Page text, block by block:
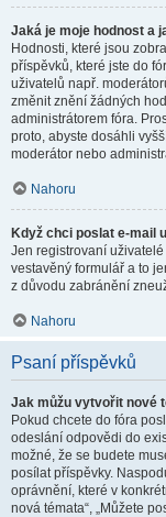
Jaká je moje hodnost a
Hodnosti, které jsou
příspěvků, které jste do
uživatelů např.
změnit znění žádných
administrátorem fóra.
proto, abyste dosáhli
moderátor nebo
Nahoru
Když chci poslat e-mail
Jen registrovaní
vestavěný formulář a to
z důvodu zabránění
Nahoru
Psaní příspěvků
Jak můžu vytvořit nové
Pokud chcete do fóra
odeslání odpovědi do
možné, že se budete
posílat příspěvky.
oprávnění, které v
nová témata“, „Můžete